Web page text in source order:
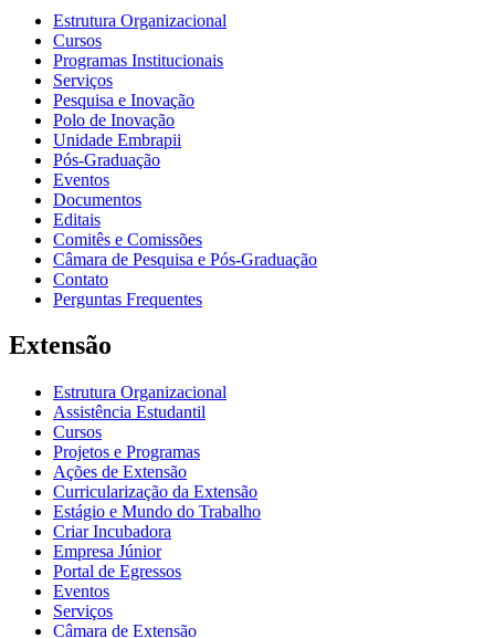
Estrutura Organizacional
Cursos
Programas Institucionais
Serviços
Pesquisa e Inovação
Polo de Inovação
Unidade Embrapii
Pós-Graduação
Eventos
Documentos
Editais
Comitês e Comissões
Câmara de Pesquisa e Pós-Graduação
Contato
Perguntas Frequentes
Extensão
Estrutura Organizacional
Assistência Estudantil
Cursos
Projetos e Programas
Ações de Extensão
Curricularização da Extensão
Estágio e Mundo do Trabalho
Criar Incubadora
Empresa Júnior
Portal de Egressos
Eventos
Serviços
Câmara de Extensão